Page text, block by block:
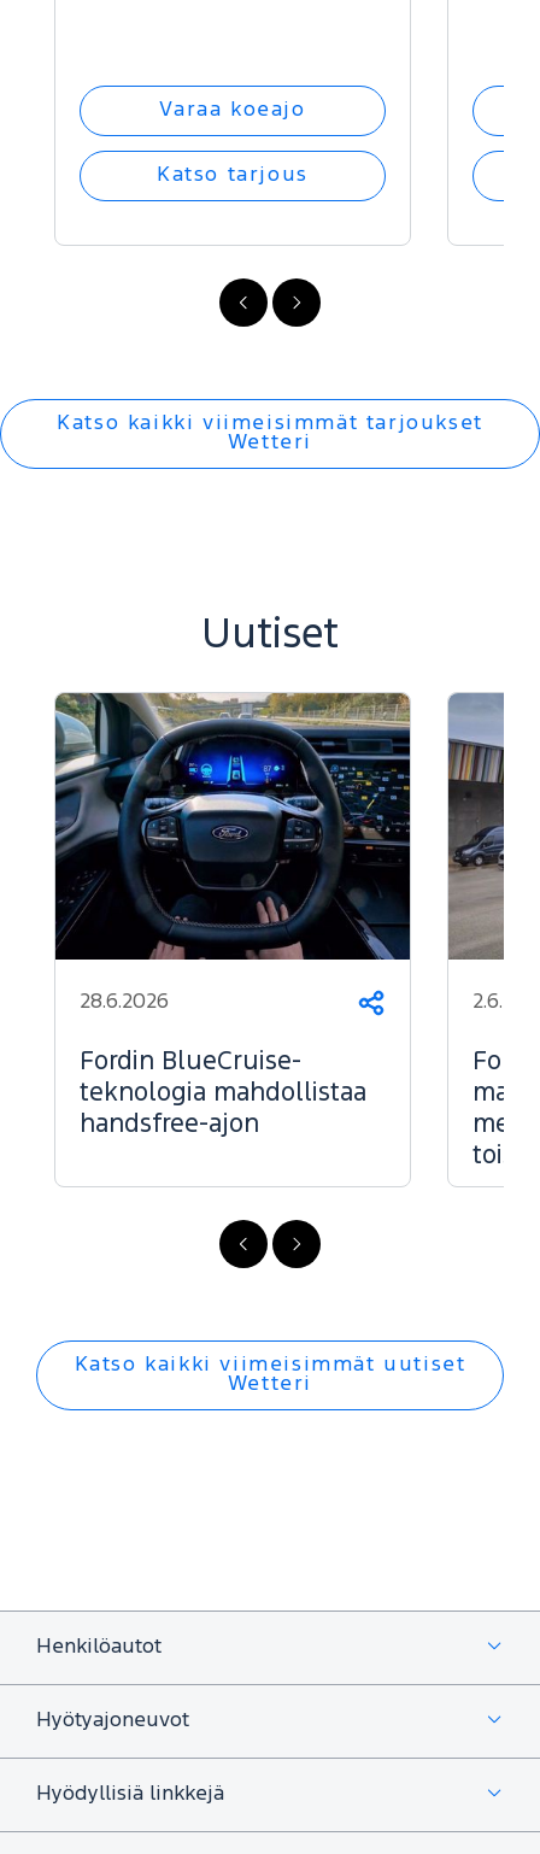
FI
-
FI
-
Varaa koeajo
Katso tarjous
Katso kaikki viimeisimmät tarjoukset
Wetteri
Uutiset
FI
-
FI
-
Jaa
28.6.2026
Fordin BlueCruise-
teknologia mahdollistaa
handsfree-ajon
Ford
Katso kaikki viimeisimmät uutiset
Wetteri
Henkilöautot
Hyötyajoneuvot
Hyödyllisiä linkkejä